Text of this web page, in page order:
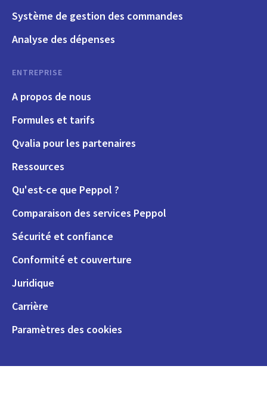
Système de gestion des commandes
Analyse des dépenses
ENTREPRISE
A propos de nous
Formules et tarifs
Qvalia pour les partenaires
Ressources
Qu'est-ce que Peppol ?
Comparaison des services Peppol
Sécurité et confiance
Conformité et couverture
Juridique
Carrière
Paramètres des cookies